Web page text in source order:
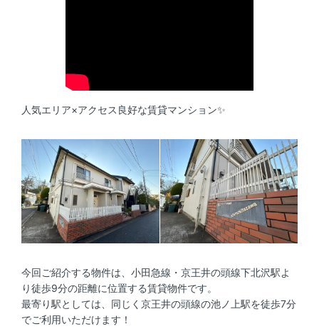
人気エリア×アクセス良好な賃貸マンション✨
今回ご紹介する物件は、小田急線・京王井の頭線下北沢駅よ
り徒歩9分の距離に位置する賃貸物件です。
最寄り駅としては、同じく京王井の頭線の池ノ上駅を徒歩7分
でご利用いただけます！